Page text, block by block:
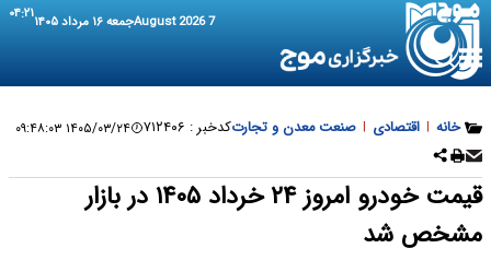
۰۴:۲۱
و تجارتکدخبر : ۷۱۲۴۰۶ ۱۴۰۵/۰۳/۲۴ ۰۹:۴۸:۰۳
قیمت خودرو امروز ۲۴ خرداد ۱۴۰۵ در بازار